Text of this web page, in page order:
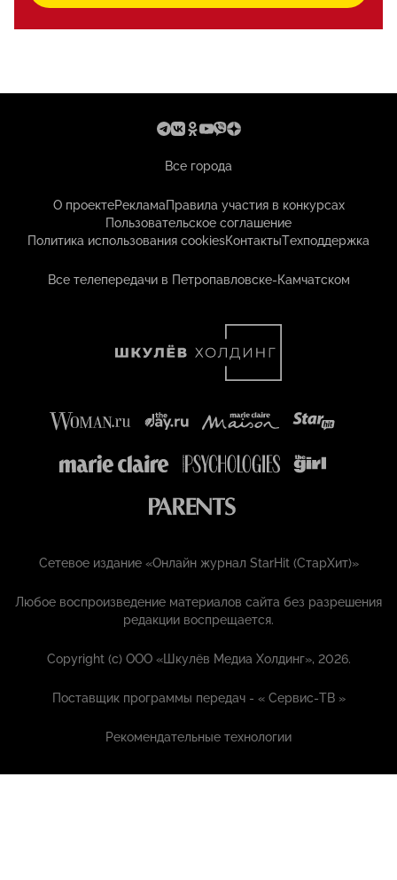
Все города
О проектеРекламаПравила участия в конкурсах
Пользовательское соглашение
Политика использования cookiesКонтактыТехподдержка
Все телепередачи в Петропавловске-Камчатском
Сетевое издание «Онлайн журнал StarHit (СтарХит)»
Любое воспроизведение материалов сайта без разрешения
редакции воспрещается.
Copyright (с) ООО «Шкулёв Медиа Холдинг», 2026.
Поставщик программы передач - «Сервис-ТВ »
Рекомендательные технологии